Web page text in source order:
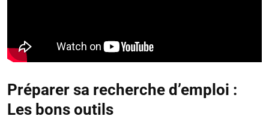
Préparer sa recherche d’emploi :
Les bons outils